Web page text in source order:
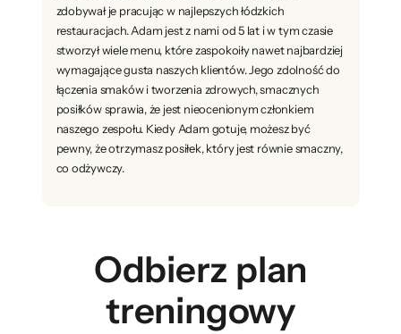
zdobywał je pracując w najlepszych łódzkich
restauracjach. Adam jest z nami od 5 lat i w tym czasie
stworzył wiele menu, które zaspokoiły nawet najbardziej
wymagające gusta naszych klientów. Jego zdolność do
łączenia smaków i tworzenia zdrowych, smacznych
posiłków sprawia, że jest nieocenionym członkiem
naszego zespołu. Kiedy Adam gotuje, możesz być
pewny, że otrzymasz posiłek, który jest równie smaczny,
co odżywczy.
Odbierz plan
treningowy